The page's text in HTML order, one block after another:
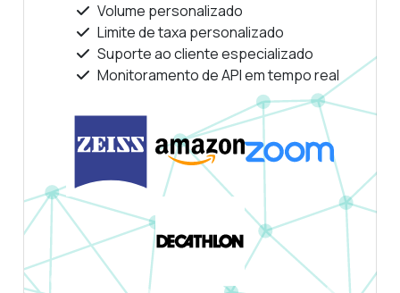
Volume personalizado
Limite de taxa personalizado
Suporte ao cliente especializado
Monitoramento de API em tempo real